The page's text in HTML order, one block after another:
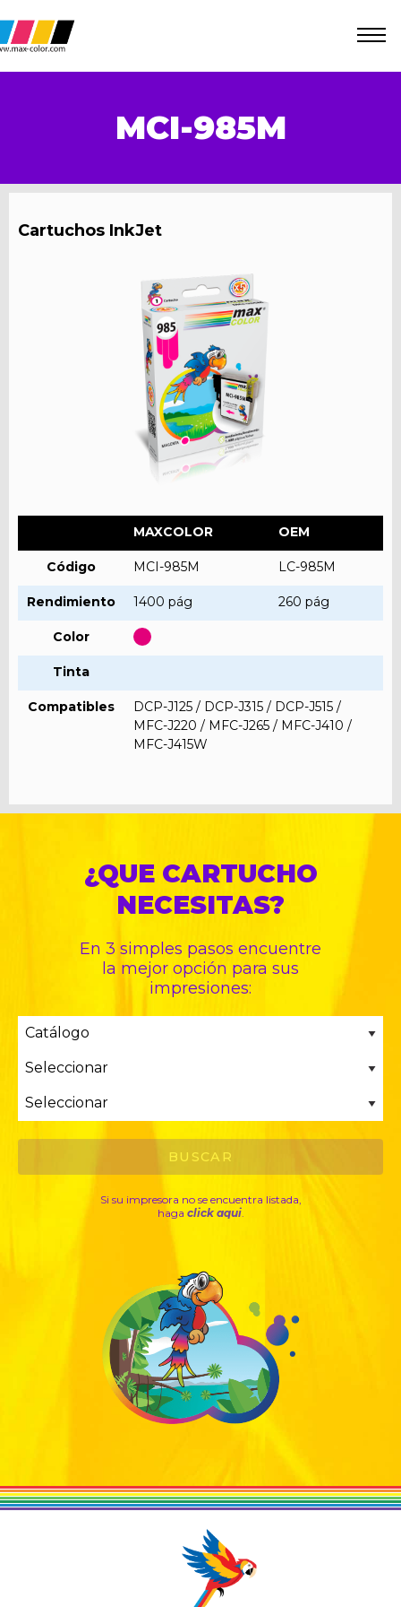
MCI-985M
Cartuchos InkJet
MAXCOLOR OEM
Código MCI-985M LC-985M
Rendimiento 1400 pág 260 pág
Color
Tinta
Compatibles
DCP-J125 / DCP-J315 / DCP-J515 /
MFC-J220 / MFC-J265 / MFC-J410 /
MFC-J415W
¿QUE CARTUCHO
NECESITAS?
En 3 simples pasos encuentre
la mejor opción para sus
impresiones:
Si su impresora no se encuentra listada,
haga click aqui.